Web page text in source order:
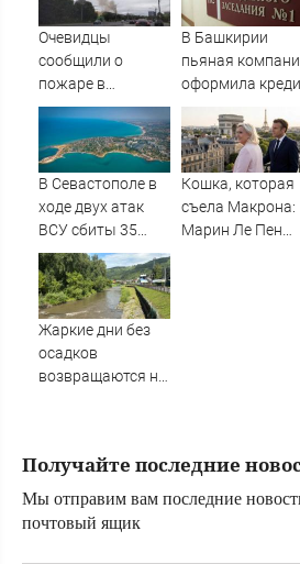
ребёнок
Очевидцы
сообщили о
пожаре в
Мурманске
В Башкирии
пьяная
оформила кредит
на знакомого
В Севастополе в
ходе двух атак
ВСУ сбиты 35
беспилотников -
Новости на
Вести.ru
Кошка, которая
съела Макрона:
Марин Ле Пен
Жаркие дни без
осадков
возвращаются на
Получайте последние
Мы отправим вам последние
почтовый ящик